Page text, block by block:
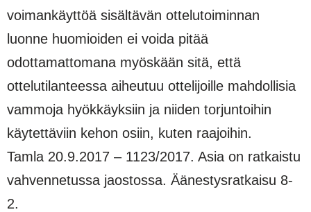
voimankäyttöä sisältävän ottelutoiminnan
luonne huomioiden ei voida pitää
odottamattomana myöskään sitä, että
ottelutilanteessa aiheutuu ottelijoille mahdollisia
vammoja hyökkäyksiin ja niiden torjuntoihin
käytettäviin kehon osiin, kuten raajoihin.
Tamla 20.9.2017 – 1123/2017. Asia on ratkaistu
vahvennetussa jaostossa. Äänestysratkaisu 8-
2.